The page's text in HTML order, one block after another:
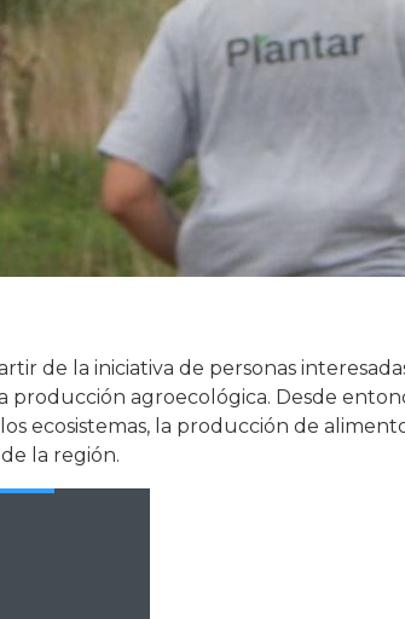
de la iniciativa de personas
agroecológica. Desde
ecosistemas, la producción de
la región.